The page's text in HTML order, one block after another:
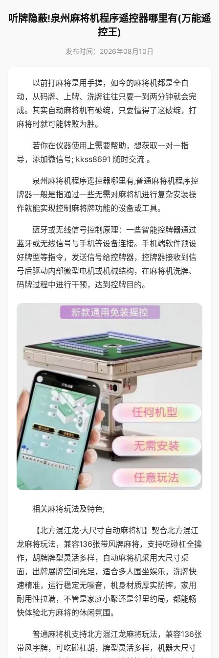
听牌隐蔽!泉州麻将机程序遥控器哪里有(万能遥
控王)
发布时间：2026年08月10日
以前打麻将是用手搓，如今的麻将机都是全自
动，从码牌、上牌、洗牌往往只要一到两分钟就会完
成。其实自动麻将机有破绽，只要懂得了这破绽，打
麻将时就可能转败为胜。
若你在仪器使用上需要帮助，想获取一对一指
导，添加微信号; kkss8691 随时交流 。
泉州麻将机程序遥控器哪里有;普通麻将机程序控
牌器一般是指通过一些无需对麻将机进行复杂安装操
作就能实现控制麻将牌功能的设备或工具。
蓝牙或无线信号控制原理：一些智能控牌器通过
蓝牙或无线信号与手机等设备连接。手机端软件预设
好牌型等指令，发送信号给控牌器，控牌器接收到信
号后驱动内部微型电机或机械结构，在麻将机洗牌、
码牌过程中进行干预，达到控牌目的。
相关麻将玩法及特色;
【北方混江龙·大尺寸自动麻将机】契合北方混江
龙麻将玩法，兼容136张带风牌麻将，支持吃碰杠全操
作，胡牌牌型灵活多样，自动麻将机采用大尺寸桌
面，出牌展牌空间充足，适合多人围坐娱乐，洗牌快
速精准，运行稳定无噪音，机身材质厚实防摔，家用
耐用性拉满，不管是家庭小聚还是邻里约局，都能畅
快体验北方麻将的休闲氛围。
普通麻将机支持北方混江龙麻将玩法，兼容136张
带风字牌，可吃碰杠胡，牌型灵活多样，机器大尺寸